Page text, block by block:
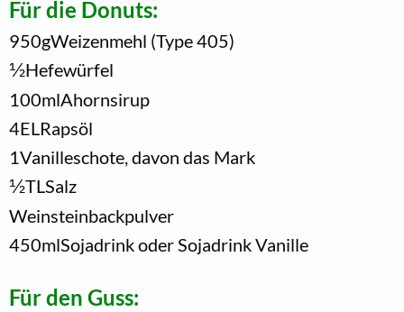
Für die Donuts:
950gWeizenmehl (Type 405)
1/2Hefewürfel
100mlAhornsirup
4EL Rapsöl
1Vanilleschote, davon das Mark
1/2TL Salz
Weinsteinbackpulver
450mlSojadrink oder Sojadrink Vanille
Für den Guss: